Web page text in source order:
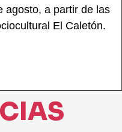
agosto, a partir de las
El Caletón.